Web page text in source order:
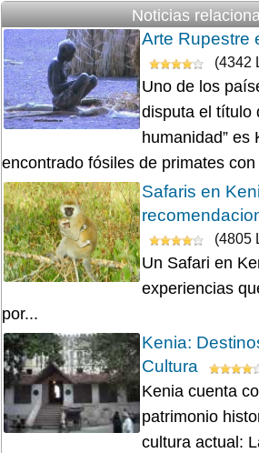
Noticias
Arte Rupestre
(4342
Uno de los
disputa el título
humanidad” es
encontrado fósiles de primates
Safaris en
(4805
Un Safari en
experiencias
por...
Kenia:
Cultura
Kenia cuenta
patrimonio
cultura actual: